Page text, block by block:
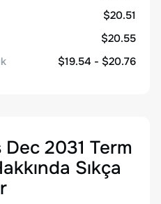
$20.51
$20.55
$19.54 - $20.76
2031 Term
Sıkça